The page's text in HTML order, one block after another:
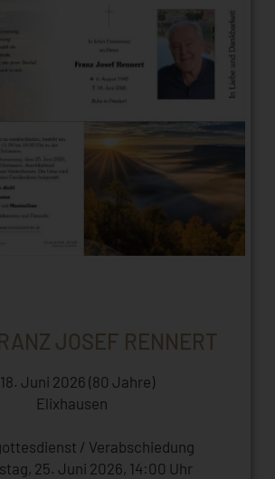
JOSEF RENNERT
Juni 2026 (80 Jahre)
Elixhausen
/ Verabschiedung
25. Juni 2026, 14:00 Uhr